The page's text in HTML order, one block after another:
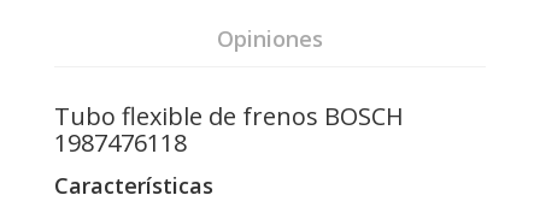
Opiniones
Tubo flexible de frenos BOSCH
1987476118
Características